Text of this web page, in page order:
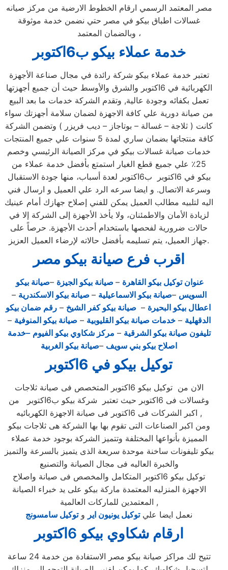
مصر المعتمد الرسمي ارقام الخطوط الارضية من مركز صيانه
غسالات اطباق بيكو في مصر حتي نضمن خدمة موثوقة
وبالضمان المعتمد ،
خدمة عملاء بيكو ب6اكتوبر
تعتبر خدمة عملاء بيكو شركة رائدة في مجال صناعة الأجهزة
الكهربائية في 6اكتوبر والشرق والأوسط حيث أن جميع أجهزتها
تعمل بكفائه وجودة عالية, وتقدم الشركة خدمات ما بعد البيع
من صيانة دورية علي كافة الاجهزة لضمان سلامة أجهزتك سواء
كانت ( ثلاجة – غسالة – بوتاجاز – ديب فريزر ) وتضمن الشركة
كافة منتجاتها بضمان ساري لمدة 5 سنوات علي جميع المنتجات
خدمات صيانة غسالات بيكو في مركز الصيانة الرئيسي وخصم
25٪ علي جميع قطع الغيار استمتع بأفضل خدمة عملاء من
بيكو في 6اكتوبر ب6اكتوبر لعدة أسباب، منها جودة الاستقبال
وسرعة الاتصال. و ايضا سرعه الرد علي العميل و ارسال فني
اليه لتلبيه مطالب العميل يمكن للفني إصلاح جهازك أمام عينيك
لزيادة الأمان والاطمئنان، ولا يأخذ الأجهزة إلى الشركة إلا في
حالات ضرورية لفحصها باستخدام أحدث الأجهزة. حرصاً على
جهاز العميل، يتم تسليمه بأفضل حالاته لإرضاء العميل العزيز.
اقرب فرع صيانة بيكو مصر
عنوان توكيل بيكو القاهرة – صيانة بيكو الجيزة –صيانة بيكو
السويس –صيانة بيكو الاسماعيلية – صيانة بيكو الاسكندرية –
اعطال بيكو البحيرة – صيانة بيكو كفر الشيخ –رقم ضمان بيكو
الدقهلية –خدمات صيانة بيكو القليوبية – صيانة بيكو المنوفية –
تليفون صيانة بيكو الشرقية – مركز شكاوي بيكو الفيوم –خدمة
اصلاح بيكو بني سويف –صيانة بيكو الغربية
توكيل بيكو في 6اكتوبر
الان من توكيل بيكو 6اكتوبر المتخصص فى صيانة ثلاجات
وغسالات فى 6اكتوبر حيث تعتبر شركة بيكو ب6اكتوبر من
اكبر الشركات فى 6اكتوبر فى صيانة الاجهزة الكهربائيه ,
ومن اكبر الصناعات التى تقوم بها بها الشركة هى ثلاجات بيكو
المميزة بأنواعها المختلفة وتتميز الشركة بوجود خدمة عملاء
بيكو تليفونات ساخنة موحدة سريعة الذى يتميز بالسرعة والتميز
والخبرة العاليه فى مجال الصيانة والتصنيع
توكيل بيكو 6اكتوبر المتكامل والمخصص فى صيانة واصلاح
الاجهزة المنزليه المعتمدة ماركة بيكو على يد خبراء الصيانة
المعتمدين للماركات العالمية ,
نعمل ايضا عليتوكيل يونيون اير وتوكيل سامسونج
ارقام شكاوي بيكو 6اكتوبر
تتيح لك مراكز صيانة بيكو مصر الاستفادة من خدمة 24 ساعة